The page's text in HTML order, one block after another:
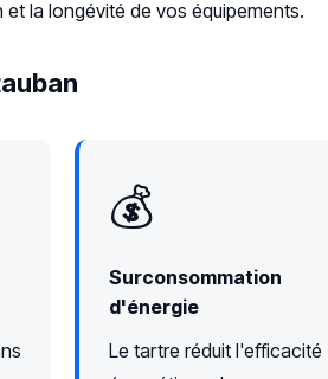
la longévité de vos équipements.
💰
Surconsommation
d'énergie
Le tartre réduit l'efficacité